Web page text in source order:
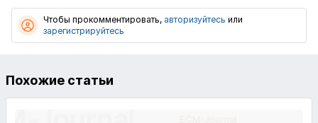
Чтобы прокомментировать, авторизуйтесь или
зарегистрируйтесь
Похожие статьи